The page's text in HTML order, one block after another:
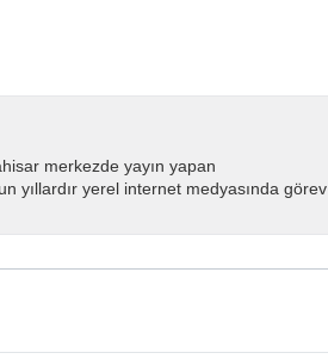
merkezde yayın yapan
yıllardır yerel internet medyasında görev